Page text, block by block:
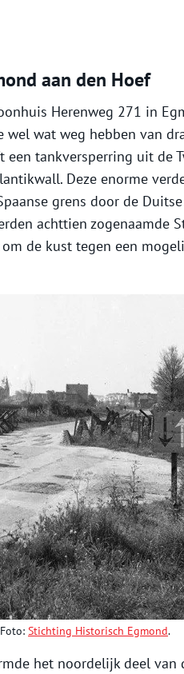
aan den Hoef
Herenweg 271 in
wat weg hebben van
een tankversperring uit de
Deze enorme
grens door de
achttien zogenaamde
de kust tegen een
Stichting Historisch Egmond.
het noordelijk deel van